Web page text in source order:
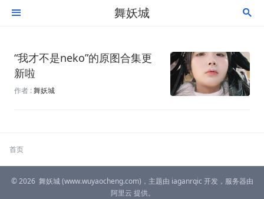
 舞妖城 
“我才不是neko”的原图合集更
新啦
作者 :舞妖城
首页
© 2026 舞妖城 (www.wuyaocheng.com)，主题由 iaganrqic 开发，服务器由
阿里云 提供。